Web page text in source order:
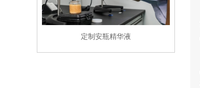
定制安瓶精华液